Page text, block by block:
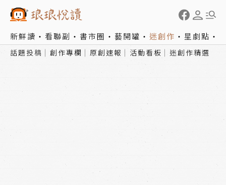
新鮮讀 看聯副 書市圈 藝開罐 迷創作 星劇點
話題投稿 創作專欄 原創速報 活動看板 迷創作精選